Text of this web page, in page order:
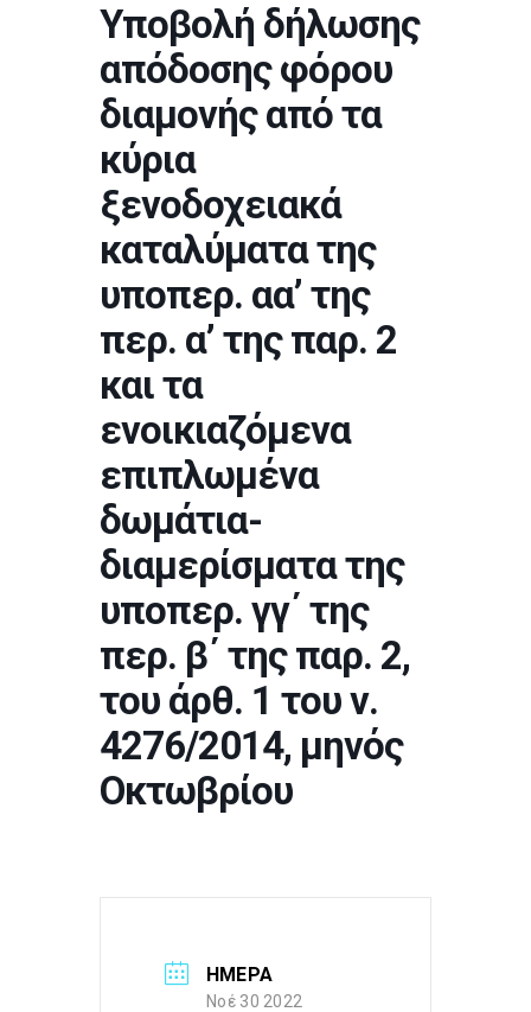
Υποβολή δήλωσης
απόδοσης φόρου
διαμονής από τα
κύρια
ξενοδοχειακά
καταλύματα της
υποπερ. αα’ της
περ. α’ της παρ. 2
και τα
ενοικιαζόμενα
επιπλωμένα
δωμάτια-
διαμερίσματα της
υποπερ. γγ΄ της
περ. β΄ της παρ. 2,
του άρθ. 1 του ν.
4276/2014, μηνός
Οκτωβρίου
ΗΜΕΡΑ
Νοέ 30 2022